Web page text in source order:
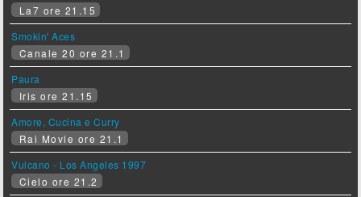
La7 ore 21.15
Smokin' Aces
Canale 20 ore 21.1
Paura
Iris ore 21.15
Amore, Cucina e Curry
Rai Movie ore 21.1
Vulcano - Los Angeles 1997
Cielo ore 21.2